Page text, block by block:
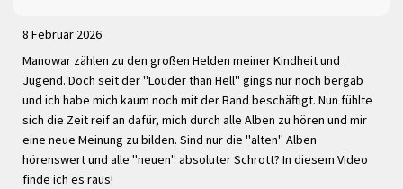
8 Februar 2026
Manowar zählen zu den großen Helden meiner Kindheit und
Jugend. Doch seit der "Louder than Hell" gings nur noch bergab
und ich habe mich kaum noch mit der Band beschäftigt. Nun fühlte
sich die Zeit reif an dafür, mich durch alle Alben zu hören und mir
eine neue Meinung zu bilden. Sind nur die "alten" Alben
hörenswert und alle "neuen" absoluter Schrott? In diesem Video
finde ich es raus!